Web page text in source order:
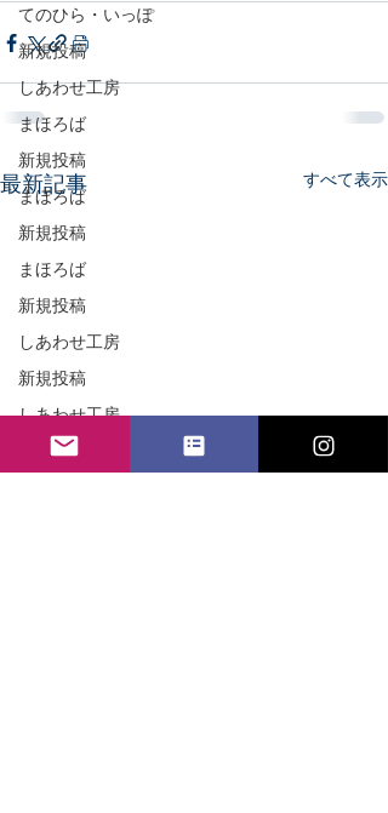
てのひら・いっぽ
新規投稿
しあわせ工房
まほろば
新規投稿
まほろば
新規投稿
まほろば
新規投稿
しあわせ工房
新規投稿
しあわせ工房
新規投稿
最新記事 すべて表示